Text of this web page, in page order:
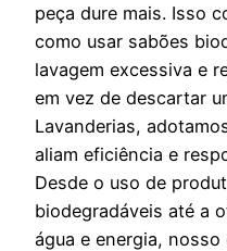
peça dure mais. Isso
como usar sabões
lavagem excessiva e
em vez de descartar
Lavanderias,
aliam eficiência e
Desde o uso de
biodegradáveis até a
água e energia,